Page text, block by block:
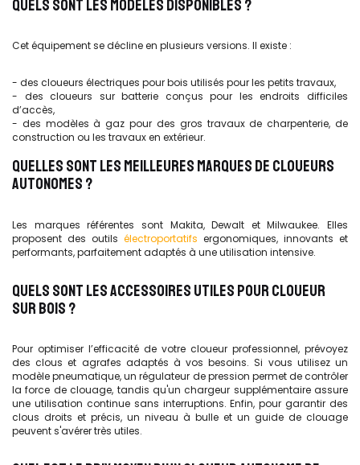
QUELS SONT LES MODÈLES DISPONIBLES ?
Cet équipement se décline en plusieurs versions. Il existe :
- des cloueurs électriques pour bois utilisés pour les petits travaux,
- des cloueurs sur batterie conçus pour les endroits difficiles
d’accès,
- des modèles à gaz pour des gros travaux de charpenterie, de
construction ou les travaux en extérieur.
QUELLES SONT LES MEILLEURES MARQUES DE CLOUEURS
AUTONOMES ?
Les marques référentes sont Makita, Dewalt et Milwaukee. Elles
proposent des outils électroportatifs ergonomiques, innovants et
performants, parfaitement adaptés à une utilisation intensive.
QUELS SONT LES ACCESSOIRES UTILES POUR CLOUEUR
SUR BOIS ?
Pour optimiser l’efficacité de votre cloueur professionnel, prévoyez
des clous et agrafes adaptés à vos besoins. Si vous utilisez un
modèle pneumatique, un régulateur de pression permet de contrôler
la force de clouage, tandis qu'un chargeur supplémentaire assure
une utilisation continue sans interruptions. Enfin, pour garantir des
clous droits et précis, un niveau à bulle et un guide de clouage
peuvent s'avérer très utiles.